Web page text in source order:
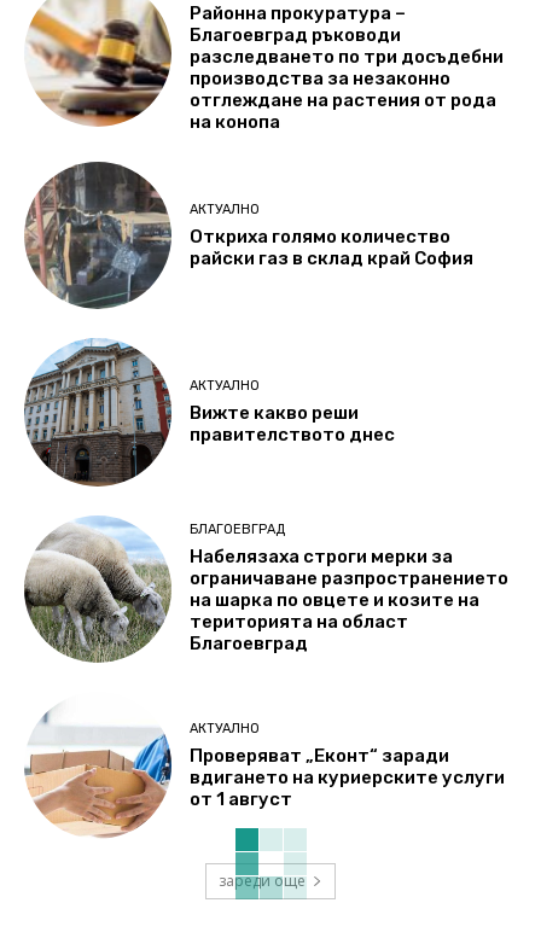
Районна прокуратура –
Благоевград ръководи
разследването по три досъдебни
производства за незаконно
отглеждане на растения от рода
на конопа
АКТУАЛНО
Откриха голямо количество
райски газ в склад край София
АКТУАЛНО
Вижте какво реши
правителството днес
БЛАГОЕВГРАД
Набелязаха строги мерки за
ограничаване разпространението
на шарка по овцете и козите на
територията на област
Благоевград
АКТУАЛНО
Проверяват „Еконт“ заради
вдигането на куриерските услуги
от 1 август
зареди още